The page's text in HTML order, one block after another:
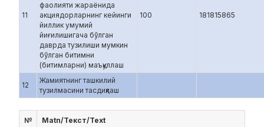
11
фаолияти жараёнида
акциядорларнинг кейинги
йиллик умумий
йиғилишигача бўлган
даврда тузилиши мумкин
бўлган битимни
(битимларни) маъқуллаш
100 181815865
12
Жамиятнинг ташкилий
тузилмасини тасдиқлаш
№ Matn/Текст/Text